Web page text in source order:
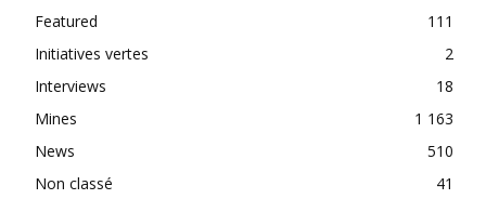
Featured
111
Initiatives vertes
2
Interviews
18
Mines
1 163
News
510
Non classé
41